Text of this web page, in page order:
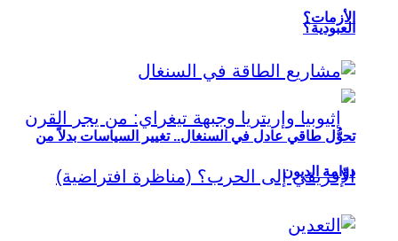
العبودية؟
الأزمات؟
تحوُّل طاقي عادل في السنغال.. تغيير السياسات بدلاً من
دوّامة الديون